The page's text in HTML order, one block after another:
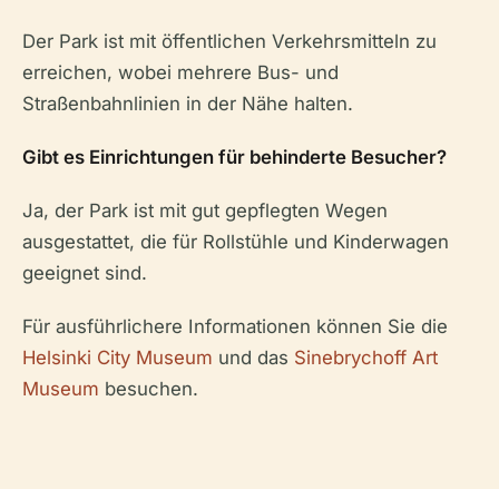
Der Park ist mit öffentlichen Verkehrsmitteln zu
erreichen, wobei mehrere Bus- und
Straßenbahnlinien in der Nähe halten.
Gibt es Einrichtungen für behinderte Besucher?
Ja, der Park ist mit gut gepflegten Wegen
ausgestattet, die für Rollstühle und Kinderwagen
geeignet sind.
Für ausführlichere Informationen können Sie die
Helsinki City Museum und das Sinebrychoff Art
Museum besuchen.